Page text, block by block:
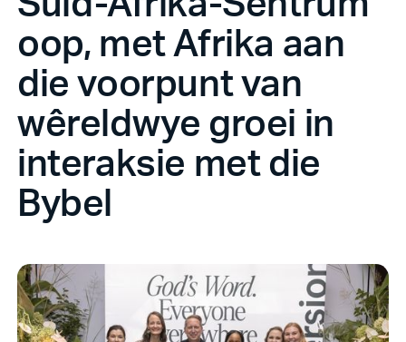
oop, met Afrika aan
die voorpunt van
wêreldwye groei in
interaksie met die
Bybel